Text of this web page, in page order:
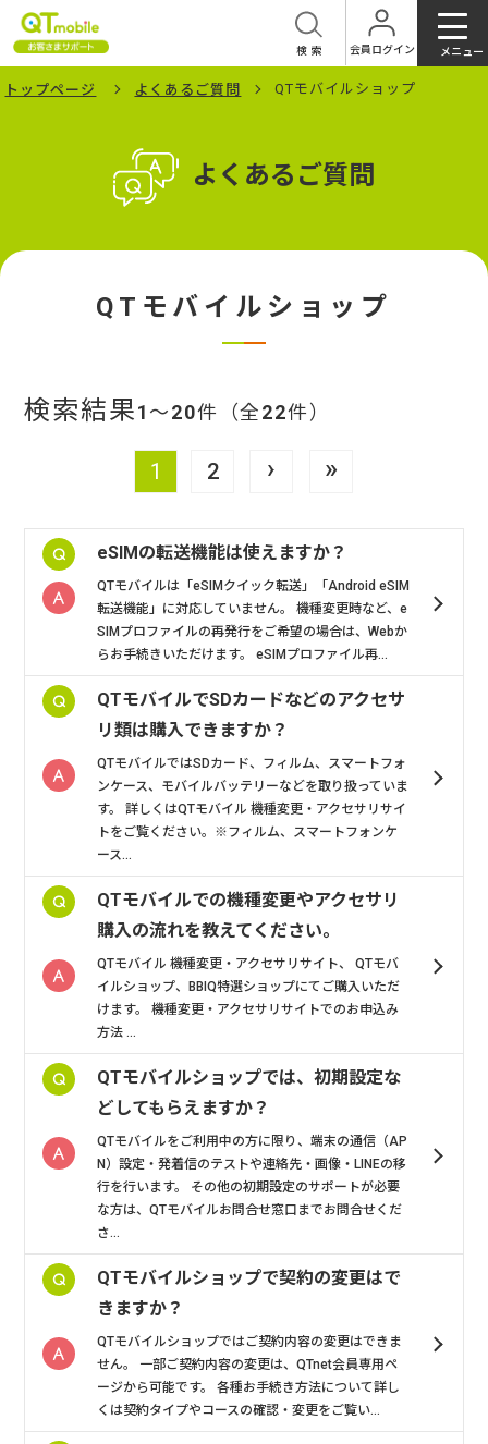
会員ログイン
検索 メニュー
トップページ よくあるご質問 QTモバイルショップ
よくあるご質問
QTモバイルショップ
検索結果1 ～20件（全22件）
1 2 › »
eSIMの転送機能は使えますか？
QTモバイルは「eSIMクイック転送」「Android eSIM
転送機能」に対応していません。 機種変更時など、e
SIMプロファイルの再発行をご希望の場合は、Webか
らお手続きいただけます。 eSIMプロファイル再...
QTモバイルでSDカードなどのアクセサ
リ類は購入できますか？
QTモバイルではSDカード、フィルム、スマートフォ
ンケース、モバイルバッテリーなどを取り扱っていま
す。 詳しくはQTモバイル 機種変更・アクセサリサイ
トをご覧ください。※フィルム、スマートフォンケ
ース...
QTモバイルでの機種変更やアクセサリ
購入の流れを教えてください。
QTモバイル 機種変更・アクセサリサイト、 QTモバ
イルショップ、BBIQ特選ショップにてご購入いただ
けます。 機種変更・アクセサリサイトでのお申込み
方法 ...
QTモバイルショップでは、初期設定な
どしてもらえますか？
QTモバイルをご利用中の方に限り、端末の通信（AP
N）設定・発着信のテストや連絡先・画像・LINEの移
行を行います。 その他の初期設定のサポートが必要
な方は、QTモバイルお問合せ窓口までお問合せくだ
さ...
QTモバイルショップで契約の変更はで
きますか？
QTモバイルショップではご契約内容の変更はできま
せん。 一部ご契約内容の変更は、QTnet会員専用ペ
ージから可能です。 各種お手続き方法について詳し
くは契約タイプやコースの確認・変更をご覧い...